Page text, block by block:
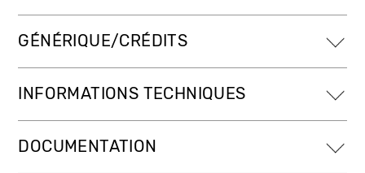
GÉNÉRIQUE/CRÉDITS
INFORMATIONS TECHNIQUES
DOCUMENTATION